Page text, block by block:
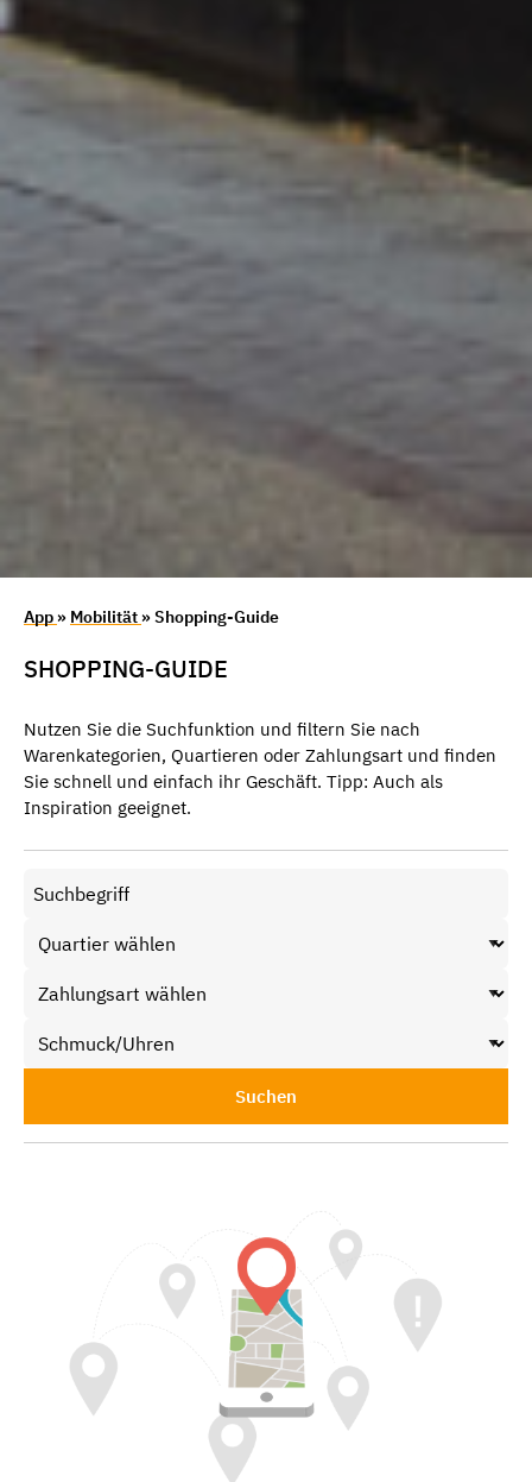
App » Mobilität » Shopping-Guide
SHOPPING-GUIDE
Nutzen Sie die Suchfunktion und filtern Sie nach
Warenkategorien, Quartieren oder Zahlungsart und finden
Sie schnell und einfach ihr Geschäft. Tipp: Auch als
Inspiration geeignet.
Suchen